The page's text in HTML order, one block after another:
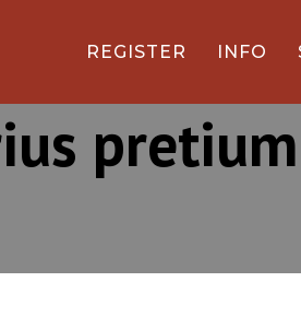
REGISTER INFO